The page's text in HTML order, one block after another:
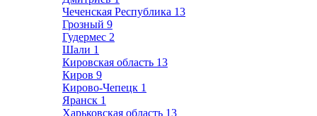
Чеченская Республика 13
Грозный 9
Гудермес 2
Шали 1
Кировская область 13
Киров 9
Кирово-Чепецк 1
Яранск 1
Харьковская область 13